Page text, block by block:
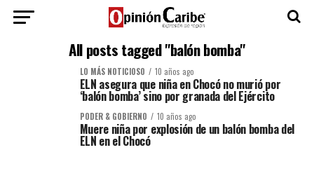
All posts tagged "balón bomba"
LO MÁS NOTICIOSO 10 años ago
ELN asegura que niña en Chocó no murió por
‘balón bomba’ sino por granada del Ejército
PODER & GOBIERNO 10 años ago
Muere niña por explosión de un balón bomba del
ELN en el Chocó